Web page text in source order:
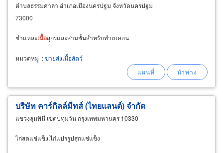
ตำบลธรรมศาลา อำเภอเมืองนครปฐม จังหวัดนครปฐม
73000
ชำแหละเนื้อสุกรและสามชั้นสำหรับทำเบคอน
หมวดหมู่ :ขายส่งเนื้อสัตว์
บริษัท คาร์กิลล์มีทส์ (ไทยแลนด์) จำกัด
แขวงลุมพินี เขตปทุมวัน กรุงเทพมหานคร 10330
ไก่สดแช่แข็ง,ไก่แปรรูปสุกแช่แข็ง